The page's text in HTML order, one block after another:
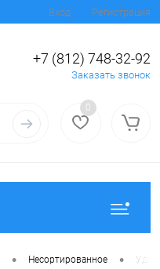
Вход Регистрация
+7 (812) 748-32-92
Заказать звонок
0
• Несортированное •